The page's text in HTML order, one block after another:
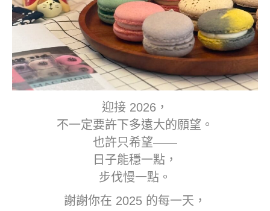
迎接 2026，
不一定要許下多遠大的願望。
也許只希望——
日子能穩一點，
步伐慢一點。
謝謝你在 2025 的每一天，